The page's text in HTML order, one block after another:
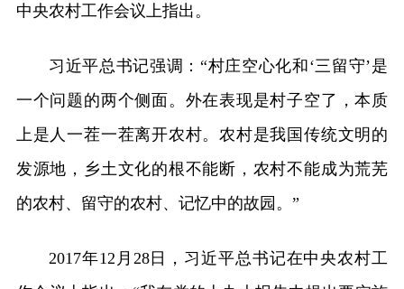
中央农村工作会议上指出。
习近平总书记强调：“村庄空心化和‘三留守’是
一个问题的两个侧面。外在表现是村子空了，本质
上是人一茬一茬离开农村。农村是我国传统文明的
发源地，乡土文化的根不能断，农村不能成为荒芜
的农村、留守的农村、记忆中的故园。”
2017年12月28日，习近平总书记在中央农村工